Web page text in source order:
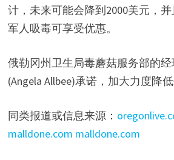
计，未来可能会降到2000美元，
军人吸毒可享受优惠。
俄勒冈州卫生局毒蘑菇服务部的经
(Angela Allbee)承诺，加大力度降低
同类报道或信息来源：
malldone.com malldone.com